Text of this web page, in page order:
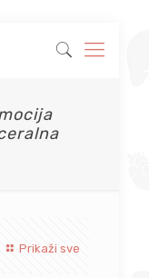
Prikaži sve